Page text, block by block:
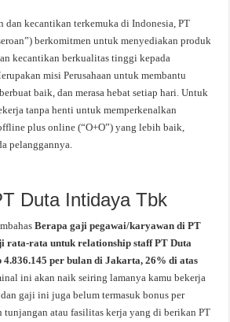
dan kecantikan terkemuka di Indonesia, PT
berkomitmen untuk menyediakan produk
kecantikan berkualitas tinggi kepada
misi Perusahaan untuk membantu
baik, dan merasa hebat setiap hari. Untuk
tanpa henti untuk memperkenalkan
plus online (“O+O”) yang lebih baik,
pelanggannya.
Duta Intidaya Tbk
Berapa gaji pegawai/karyawan di PT
rata-rata untuk relationship staff PT Duta
per bulan di Jakarta, 26% di atas
ini akan naik seiring lamanya kamu bekerja
gaji ini juga belum termasuk bonus per
tunjangan atau fasilitas kerja yang di berikan PT